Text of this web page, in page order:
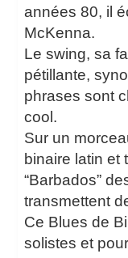
années 80, il
McKenna.
Le swing, sa
pétillante,
phrases sont
cool.
Sur un
binaire latin et
“Barbados”
transmettent
Ce Blues de
solistes et